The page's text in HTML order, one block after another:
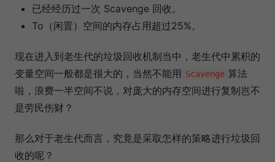
已经经历过一次 Scavenge 回收。
To（闲置）空间的内存占用超过25%。
现在进入到老生代的垃圾回收机制当中，老生代中累积的
变量空间一般都是很大的，当然不能用 Scavenge 算法
啦，浪费一半空间不说，对庞大的内存空间进行复制岂不
是劳民伤财？
那么对于老生代而言，究竟是采取怎样的策略进行垃圾回
收的呢？